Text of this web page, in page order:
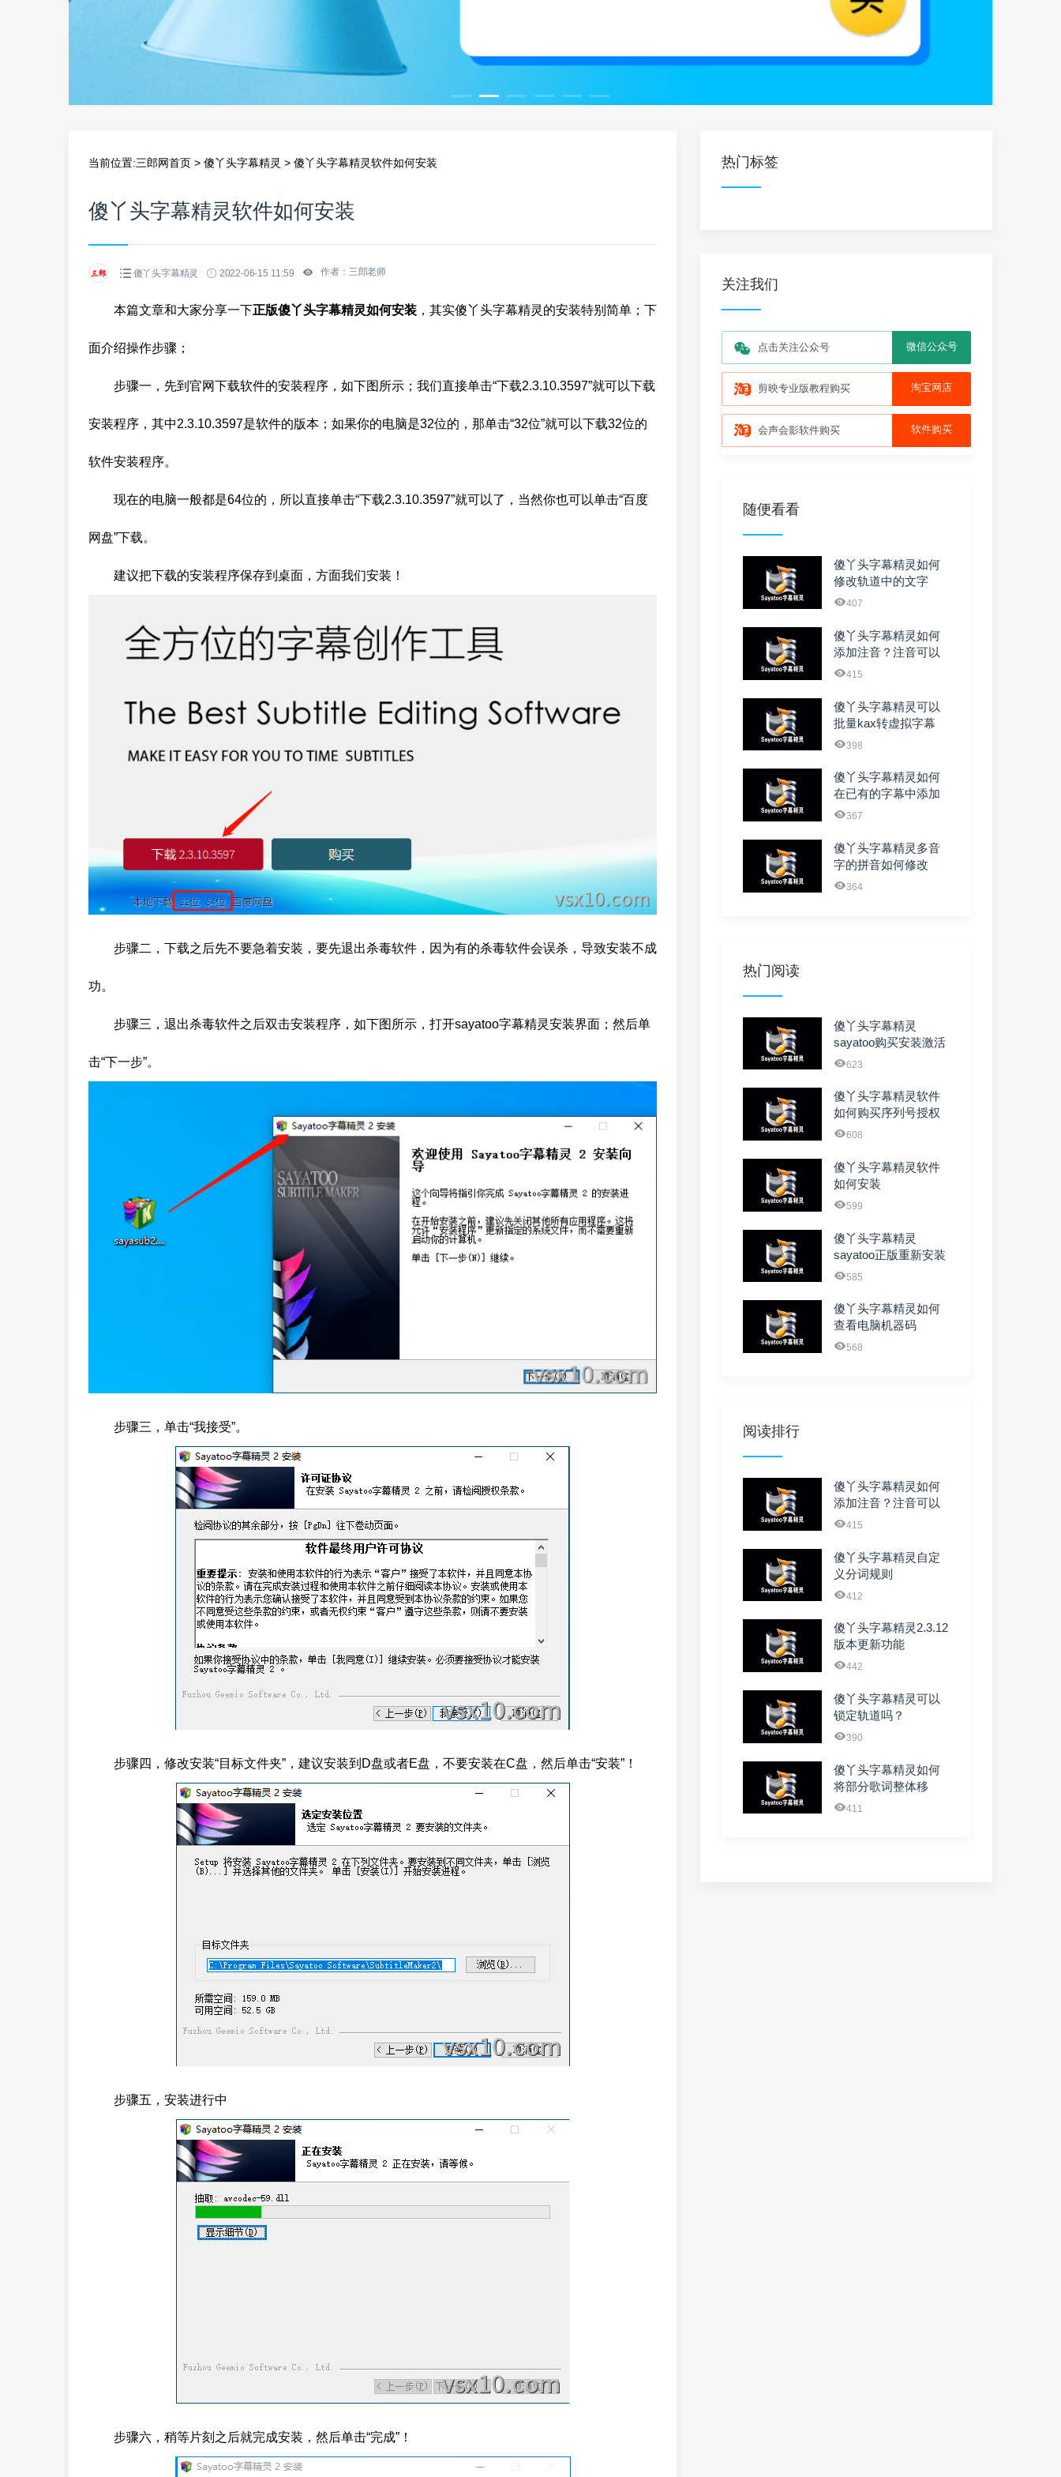
当前位置:三郎网首页 > 傻丫头字幕精灵 > 傻丫头字幕精灵软件如何安装
傻丫头字幕精灵软件如何安装
傻丫头字幕精灵 2022-06-15 11:59 作者：三郎老师
本篇文章和大家分享一下正版傻丫头字幕精灵如何安装 ，其实傻丫头字幕精灵的安装特别简单；下
面介绍操作步骤；
步骤一，先到官网下载软件的安装程序，如下图所示；我们直接单击“下载2.3.10.3597”就可以下载
安装程序，其中2.3.10.3597是软件的版本；如果你的电脑是32位的，那单击“32位”就可以下载32位的
软件安装程序。
现在的电脑一般都是64位的，所以直接单击“下载2.3.10.3597”就可以了，当然你也可以单击“百度
网盘”下载。
建议把下载的安装程序保存到桌面，方面我们安装！
步骤二，下载之后先不要急着安装，要先退出杀毒软件，因为有的杀毒软件会误杀，导致安装不成
功。
步骤三，退出杀毒软件之后双击安装程序，如下图所示，打开sayatoo字幕精灵安装界面；然后单
击“下一步”。
步骤三，单击“我接受”。
步骤四，修改安装“目标文件夹”，建议安装到D盘或者E盘，不要安装在C盘，然后单击“安装”！
步骤五，安装进行中
步骤六，稍等片刻之后就完成安装，然后单击“完成”！
热门标签
关注我们
点击关注公众号 微信公众号
剪映专业版教程购买 淘宝网店
会声会影软件购买 软件购买
随便看看
傻丫头字幕精灵如何
修改轨道中的文字
407
傻丫头字幕精灵如何
添加注音？注音可以
调整样式和大小吗？
415
傻丫头字幕精灵可以
批量kax转虚拟字幕
avi视频吗？
398
傻丫头字幕精灵如何
在已有的字幕中添加
遗漏的字
367
傻丫头字幕精灵多音
字的拼音如何修改
364
热门阅读
傻丫头字幕精灵
sayatoo购买安装激活
前必读
623
傻丫头字幕精灵软件
如何购买序列号授权
码608
傻丫头字幕精灵软件
如何安装
599
傻丫头字幕精灵
sayatoo正版重新安装
图文教程
585
傻丫头字幕精灵如何
查看电脑机器码
568
阅读排行
傻丫头字幕精灵如何
添加注音？注音可以
调整样式和大小吗？
415
傻丫头字幕精灵自定
义分词规则
412
傻丫头字幕精灵2.3.12
版本更新功能
442
傻丫头字幕精灵可以
锁定轨道吗？
390
傻丫头字幕精灵如何
将部分歌词整体移
动？411